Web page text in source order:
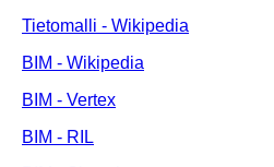
Tietomalli - Wikipedia
BIM - Wikipedia
BIM - Vertex
BIM - RIL